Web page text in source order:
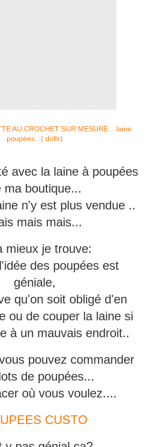
avec la laine à poupées
ma boutique...
n'y est plus vendue ..
mais mais...
mieux je trouve:
des poupées est
géniale,
qu'on soit obligé d'en
ou de couper la laine si
à un mauvais endroit..
pouvez commander
de poupées...
où vous voulez....
CUSTO